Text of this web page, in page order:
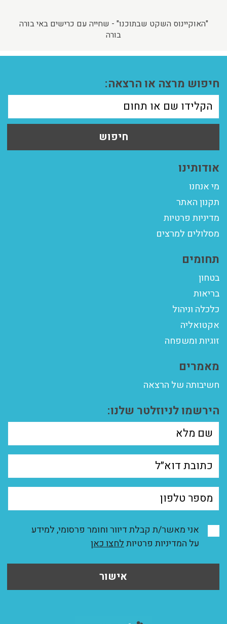
"האוקיינוס השקט שבתוכנו" - שחייה עם כרישים באי בורה
בורה
חיפוש מרצה או הרצאה:
חיפוש
אודותינו
מי אנחנו
תקנון האתר
מדיניות פרטיות
מסלולים למרצים
תחומים
בטחון
בריאות
כלכלה וניהול
אקטואליה
זוגיות ומשפחה
מאמרים
חשיבותה של הרצאה
הירשמו לניוזלטר שלנו:
אני מאשר/ת קבלת דיוור וחומר פרסומי, למידע
על המדיניות פרטיותלחצו כאן
אישור